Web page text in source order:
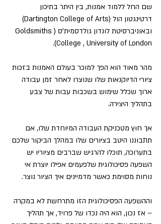
שם החל ללמוד אמנות, בין היתר בתיכון
דרטינגטון הול (Dartington College of Arts)
ובאוניברסיטת לונדון גולדסמית'ס (Goldsmiths
College , University of London).
מהר מאוד הוא הפך למוכר בעולם האמנות בזכות
ציורי הדיוקנאות שלו שנוצרו לאחר זמן עבודה
ארוך שכלל שימוש בשכבות עבות של צבע
בתהליך היצירה.
אך חוץ מטכניקת העבודה המיוחדת שלו, אם
תתבוננו היטב בציורים שלו במהלך הביקור שלכם
בתערוכה, תוכלו להרגיש שברבים מציוריו יש
השפעה פסיכולוגית שלפעמים אפילו יוצרת אי
נוחות מסוימת כאשר מדמיינים איך הציור נוצר.
וההשפעה הפסיכולוגית הזו מתרחשת לא במקרה
– אז נכון, הוא היה נכדו של פרויד, אך תהליך